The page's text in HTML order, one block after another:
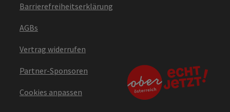
Barrierefreiheitserklärung
AGBs
Vertrag widerrufen
Partner-Sponsoren
Cookies anpassen